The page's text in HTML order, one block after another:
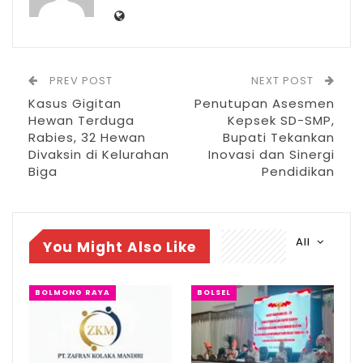
Jul 21, 2026
HUT Bolsel ke-18, Bupati Paparkan Prestasi
dan…
Jul 21, 2026
menegaskan, bahwa kehadiran Pemkab
Bolsel dalam kegiatan itu merupakan wujud
komitmen nyata pemerintah daerah dalam
menjaga kelestarian lingkungan secara
berkelanjutan.
PREV POST
Kasus Gigitan
Hewan Terduga
Rabies, 32 Hewan
Divaksin di Kelurahan
Biga
NEXT POST
Penutupan Asesmen
Kepsek SD-SMP,
Bupati Tekankan
Inovasi dan Sinergi
Pendidikan
All
You Might Also Like
BOLMONG RAYA BOLSEL